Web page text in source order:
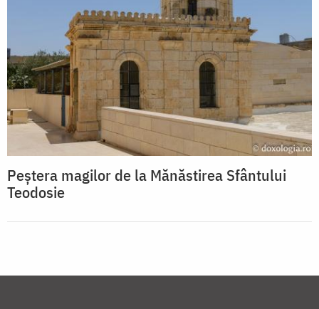
Peştera magilor de la Mănăstirea Sfântului
Teodosie